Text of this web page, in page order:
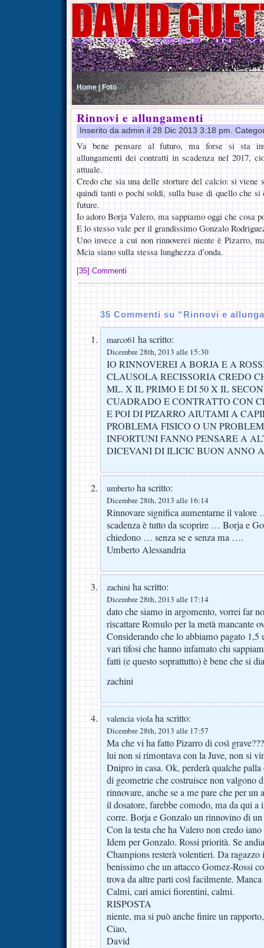
Home | Foto
Rinnovi e allungamenti
Inserito da admin il 28 Dic 2013 3:18 pm.
Va bene pensare al futuro, ma forse si sta
allungamenti dei contratti in scadenza nel 2017,
attuale.
Credo che sia una delle storture del calcio: si viene
quindi tanti o pochi soldi, sulla base di quello che si
future.
Io adoro Borja Valero, ma sappiamo oggi che cosa
E lo stesso vale per il grandissimo Gonzalo
Uno invece a cui non rinnoverei niente è Pizarro,
Mcia siano sulla stessa lunghezza d’onda.
[35] Commenti
35 Commenti su “Rinnovi e
marco61 ha scritto:
Dicembre 28th, 2013 alle 15:30
IO RINNOVEREI A BORJA E A
CLAUSOLA RECISSORIA CREDO
ML. X IL PRIMO E DI 50 X IL
CUADRADO E CONTRATTO CON
E POI DI PIZARRO AIUTAMI A
PROBLEMA FISICO O UN
INFORTUNI FANNO PENSARE A
DICEVANI DI ILICIC BUON ANNO
umberto ha scritto:
Dicembre 28th, 2013 alle 16:14
Rinnovare significa aumentarne il
scadenza è tutto da scoprire … Borja e
chiedono … senza se e senza ma ….
Umberto Alessandria
zachini ha scritto:
Dicembre 28th, 2013 alle 17:14
dato che siamo in argomento, vorrei far
riscattare Romulo per la metà mancante
Considerando che lo abbiamo pagato 1,5
vari tifosi che hanno infamato chi
fatti (e questo soprattutto) è bene che si
zachini
valencia violaha scritto:
Dicembre 28th, 2013 alle 17:57
Ma che vi ha fatto Pizarro di così
lui non si rimontava con la Juve, non si
Dnipro in casa. Ok, perderà qualche
di geometrie che costruisce non valgono
rinnovare, anche se a me pare che per
il dosatore, farebbe comodo, ma da qui
corre. Borja e Gonzalo un rinnovino di
Con la testa che ha Valero non credo
Idem per Gonzalo. Rossi priorità. Se
Champions resterà volentieri. Da ragazzo
benissimo che un attacco Gomez-Rossi
trova da altre parti così facilmente.
Calmi, cari amici fiorentini, calmi.
RISPOSTA
niente, ma si può anche finire un
Ciao,
David